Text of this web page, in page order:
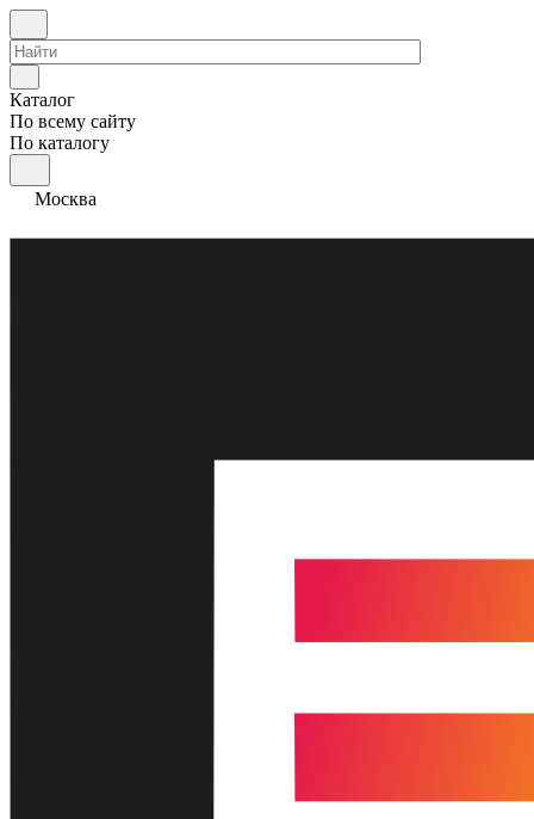
Каталог
По всему сайту
По каталогу
Москва